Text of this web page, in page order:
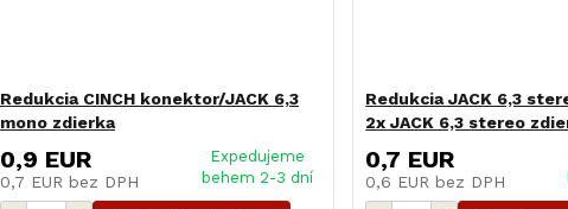
Redukcia CINCH konektor/JACK 6,3
mono zdierka
0,9 EUR
0,7 EUR bez DPH
Expedujeme
behem 2-3 dní
Redukcia JACK 6,3
2x JACK 6,3 stereo
0,7 EUR
0,6 EUR bez DPH